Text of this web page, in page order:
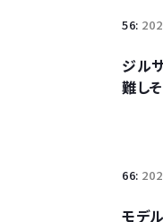
56:
ジル
難し
66:
モデ